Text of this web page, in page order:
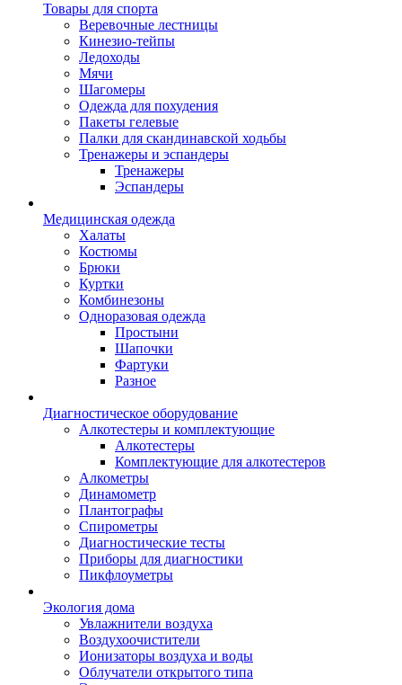
Товары для спорта
Веревочные лестницы
Кинезио-тейпы
Ледоходы
Мячи
Шагомеры
Одежда для похудения
Пакеты гелевые
Палки для скандинавской ходьбы
Тренажеры и эспандеры
Тренажеры
Эспандеры
Медицинская одежда
Халаты
Костюмы
Брюки
Куртки
Комбинезоны
Одноразовая одежда
Простыни
Шапочки
Фартуки
Разное
Диагностическое оборудование
Алкотестеры и комплектующие
Алкотестеры
Комплектующие для алкотестеров
Алкометры
Динамометр
Плантографы
Спирометры
Диагностические тесты
Приборы для диагностики
Пикфлоуметры
Экология дома
Увлажнители воздуха
Воздухоочистители
Ионизаторы воздуха и воды
Облучатели открытого типа